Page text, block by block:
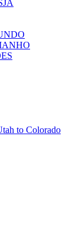
to Colorado